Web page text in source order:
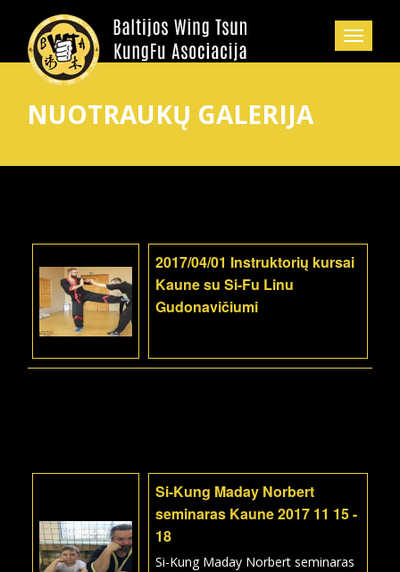
NUOTRAUKŲ GALERIJA
2017/04/01 Instruktorių kursai
Kaune su Si-Fu Linu
Gudonavičiumi
Si-Kung Maday Norbert
seminaras Kaune 2017 11 15 -
18
Si-Kung Maday Norbert seminaras